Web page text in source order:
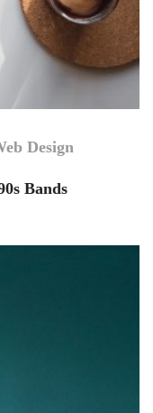
Design
Bands